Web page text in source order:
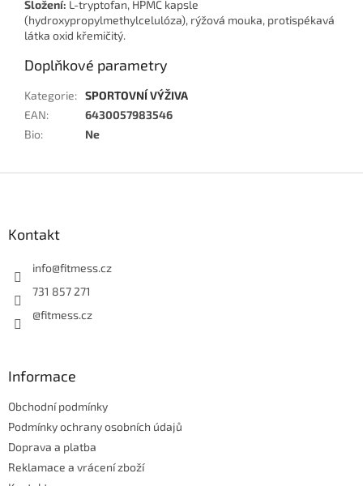
Složení: L-tryptofan, HPMC kapsle
(hydroxypropylmethylcelulóza), rýžová mouka, protispékavá
látka oxid křemičitý.
Doplňkové parametry
Kategorie: SPORTOVNÍ VÝŽIVA
EAN:
6430057983546
Bio: Ne
Kontakt
info@fitmess.cz
731 857 271
@fitmess.cz
Informace
Obchodní podmínky
Podmínky ochrany osobních údajů
Doprava a platba
Reklamace a vrácení zboží